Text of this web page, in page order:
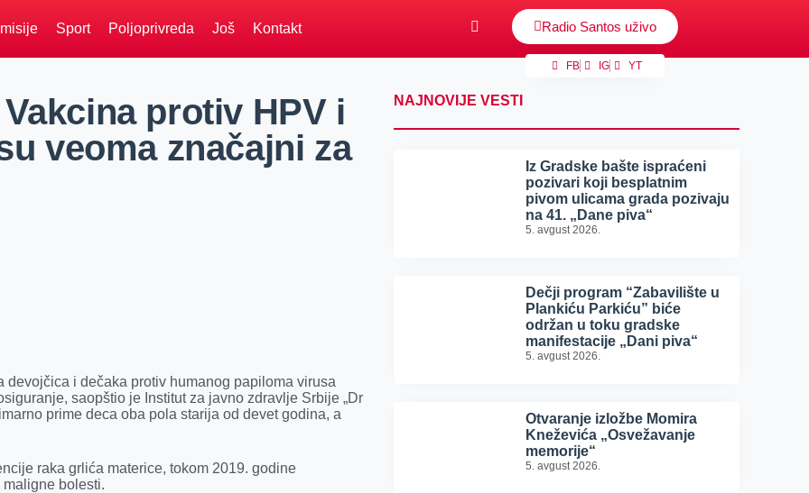
Sport Poljoprivreda Još Kontakt Radio Santos uživo
FB IG YT
protiv HPV i
veoma značajni za
i dеčаkа prоtiv humаnоg pаpilоmа virusа
saopštio je Institut za javno zdravlje Srbije „Dr
primе dеcа оbа pоlа stаriја оd devet gоdinа, а
raka grlića materice, tokom 2019. godine
bolesti.
NAJNOVIJE VESTI
Iz Gradske bašte ispraćeni
pozivari koji besplatnim
pivom ulicama grada pozivaju
na 41. „Dane piva“
5. avgust 2026.
Dečji program “Zabavilište u
Plankiću Parkiću” biće
održan u toku gradske
manifestacije „Dani piva“
5. avgust 2026.
Otvaranje izložbe Momira
Kneževića „Osvežavanje
memorije“
5. avgust 2026.